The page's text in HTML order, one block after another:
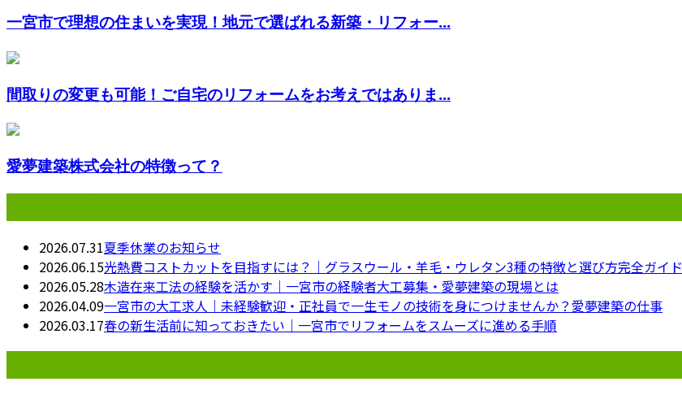
一宮市で理想の住まいを実現！地元で選ばれる新築・リフォー...
間取りの変更も可能！ご自宅のリフォームをお考えではありま...
愛夢建築株式会社の特徴って？
2026.07.31夏季休業のお知らせ
2026.06.15光熱費コストカットを目指すには？｜グラスウール・羊毛・ウレタン3種の特徴と選び方完全ガイド
2026.05.28木造在来工法の経験を活かす｜一宮市の経験者大工募集・愛夢建築の現場とは
2026.04.09一宮市の大工求人｜未経験歓迎・正社員で一生モノの技術を身につけませんか？愛夢建築の仕事
2026.03.17春の新生活前に知っておきたい｜一宮市でリフォームをスムーズに進める手順